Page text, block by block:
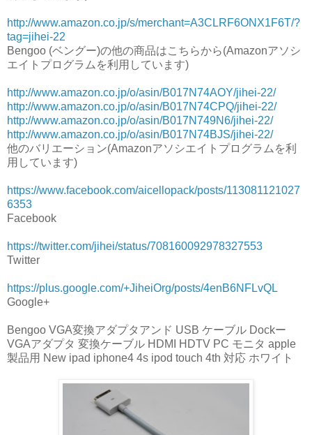
http://www.amazon.co.jp/s/merchant=A3CLRF6ONX1F6T/?
tag=jihei-22
Bengoo (ベングー)の他の商品はこちらから(Amazonアソシ
エイトプログラムを利用しています)
http://www.amazon.co.jp/o/asin/B017N74AOY/jihei-22/
http://www.amazon.co.jp/o/asin/B017N74CPQ/jihei-22/
http://www.amazon.co.jp/o/asin/B017N749N6/jihei-22/
http://www.amazon.co.jp/o/asin/B017N74BJS/jihei-22/
他のバリエーション(Amazonアソシエイトプログラムを利
用しています)
https://www.facebook.com/aicellopack/posts/113081121027
6353
Facebook
https://twitter.com/jihei/status/708160092978327553
Twitter
https://plus.google.com/+JiheiOrg/posts/4enB6NFLvQL
Google+
Bengoo VGA変換アダプタアンド USB ケーブル Dockー
VGAアダプタ 変換ケーブル HDMI HDTV PC モニタ apple
製品用 New ipad iphone4 4s ipod touch 4th 対応 ホワイト